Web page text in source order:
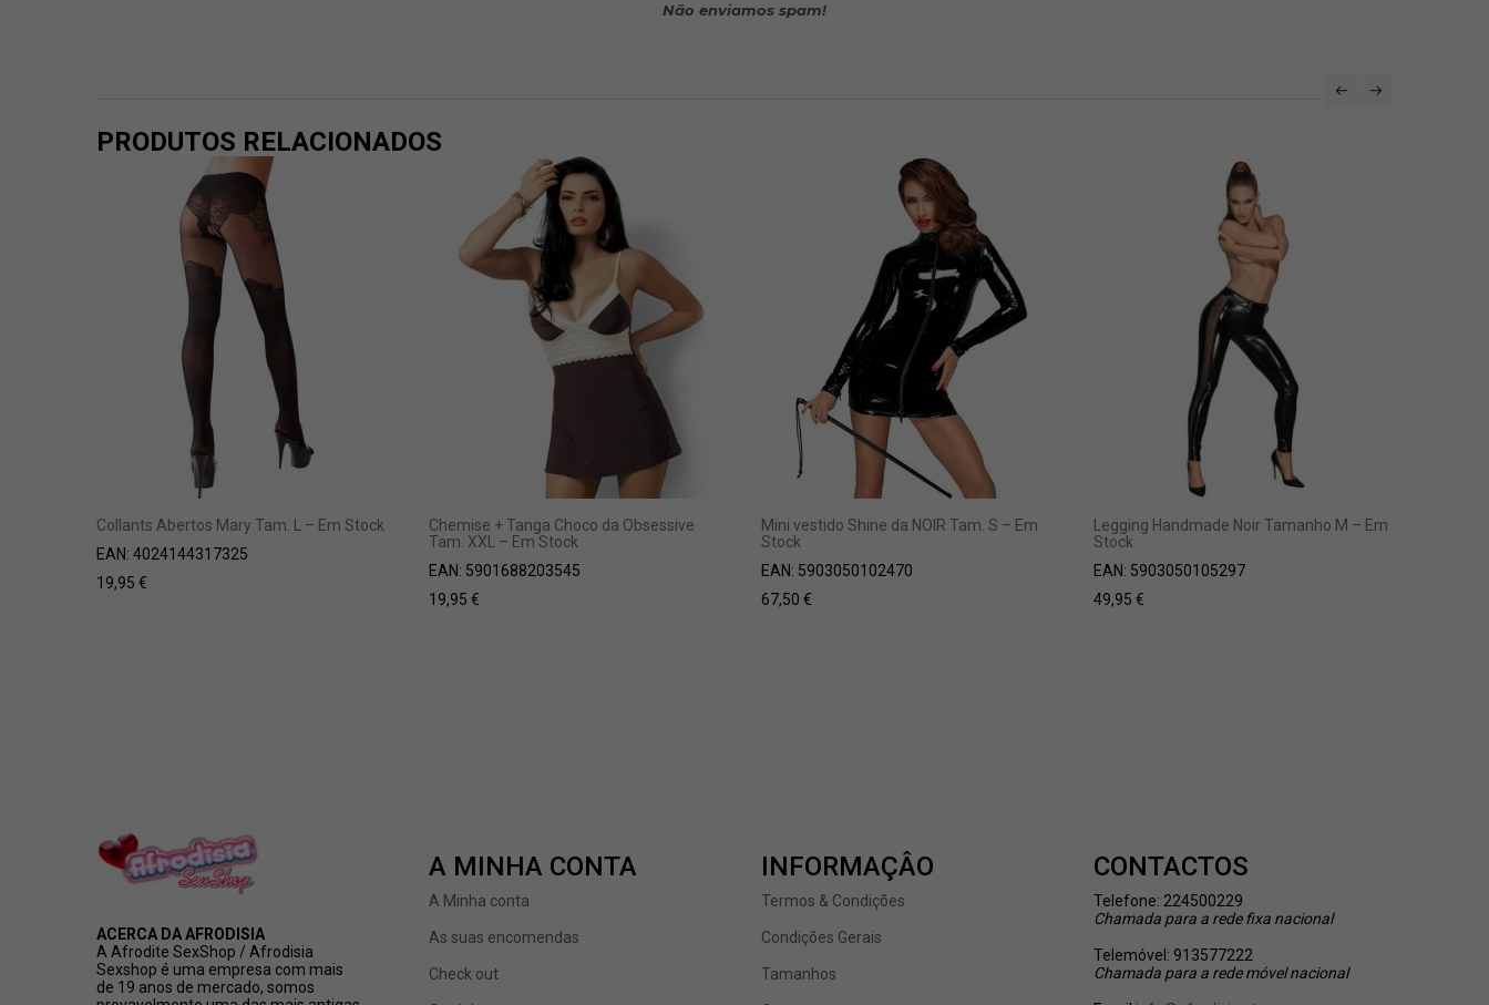
Não enviamos spam!
PRODUTOS RELACIONADOS
Collants Abertos Mary Tam. L – Em Stock
EAN: 4024144317325
19,95 €
Chemise + Tanga Choco da Obsessive
Tam. XXL – Em Stock
EAN: 5901688203545
19,95 €
Mini vestido Shine da NOIR Tam. S – Em
Stock
EAN: 5903050102470
67,50 €
Legging Handmade Noir Tamanho M – Em
Stock
EAN: 5903050105297
49,95 €
ACERCA DA AFRODISIA
A Afrodite SexShop / Afrodisia
Sexshop é uma empresa com mais
de 19 anos de mercado, somos
A MINHA CONTA
A Minha conta
As suas encomendas
Check out
INFORMAÇÂO
Termos & Condições
Condições Gerais
Tamanhos
CONTACTOS
Telefone: 224500229
Chamada para a rede fixa nacional
Telemóvel: 913577222
Chamada para a rede móvel nacional